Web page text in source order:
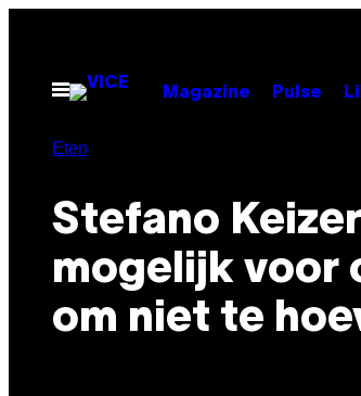
Open
menu
Magazine Pulse
Eten
Stefano
mogelijk voor
om niet te